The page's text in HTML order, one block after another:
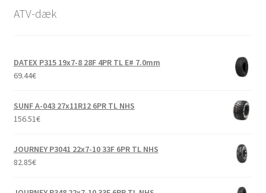
16″ ATV-dæk
Udfold
Dækslanger
Udfold
Vejledning
Udfold
ATV-dæk
DATEX P315 19x7-8 28F 4PR TL E# 7.0mm
69.44€
SUNF A-043 27x11R12 6PR TL NHS
156.51€
JOURNEY P3041 22x7-10 33F 6PR TL NHS
82.85€